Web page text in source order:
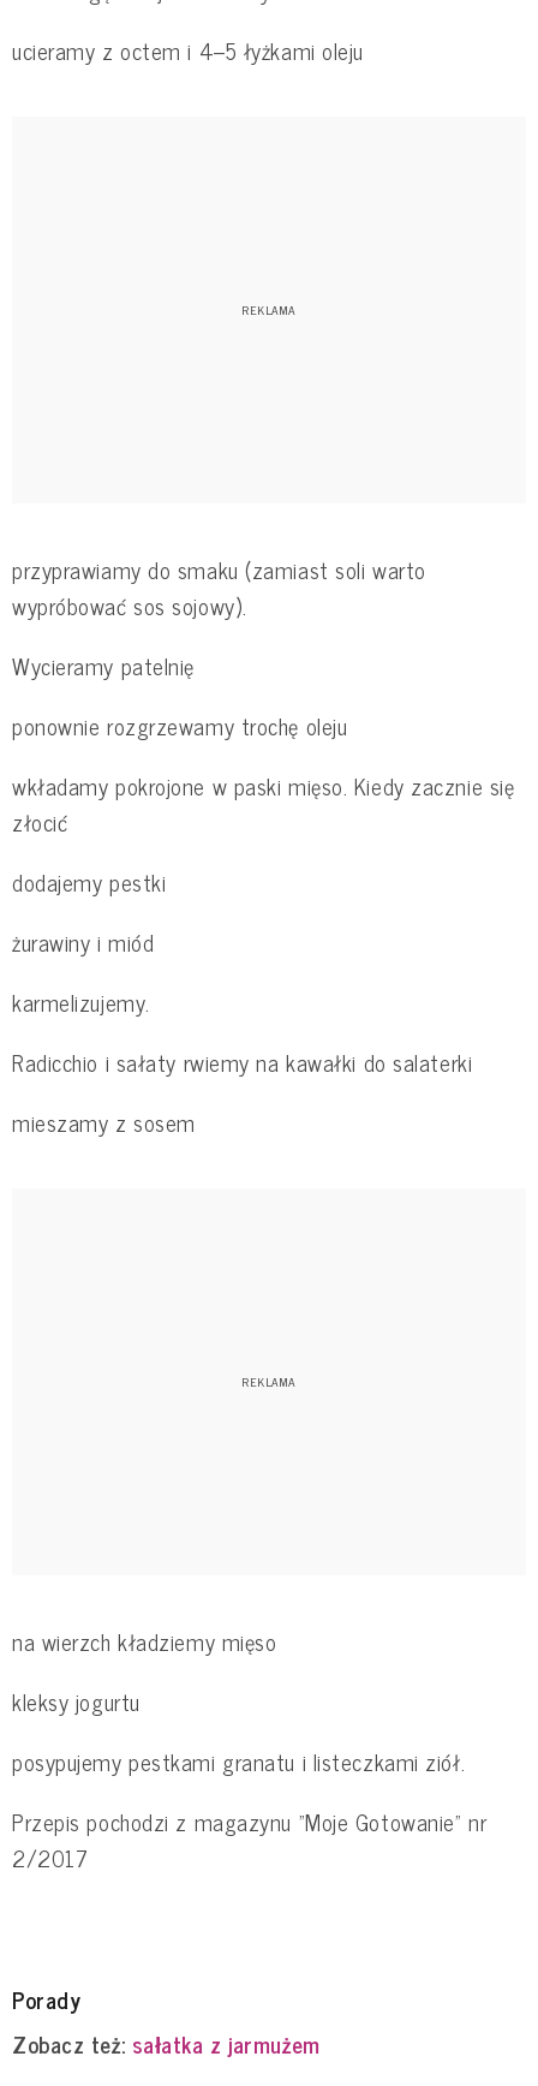
ucieramy z octem i 4–5 łyżkami oleju
przyprawiamy do smaku (zamiast soli warto
wypróbować sos sojowy).
Wycieramy patelnię
ponownie rozgrzewamy trochę oleju
wkładamy pokrojone w paski mięso. Kiedy zacznie się
złocić
dodajemy pestki
żurawiny i miód
karmelizujemy.
Radicchio i sałaty rwiemy na kawałki do salaterki
mieszamy z sosem
na wierzch kładziemy mięso
kleksy jogurtu
posypujemy pestkami granatu i listeczkami ziół.
Przepis pochodzi z magazynu "Moje Gotowanie" nr
2/2017
Porady
Zobacz też: sałatka z jarmużem